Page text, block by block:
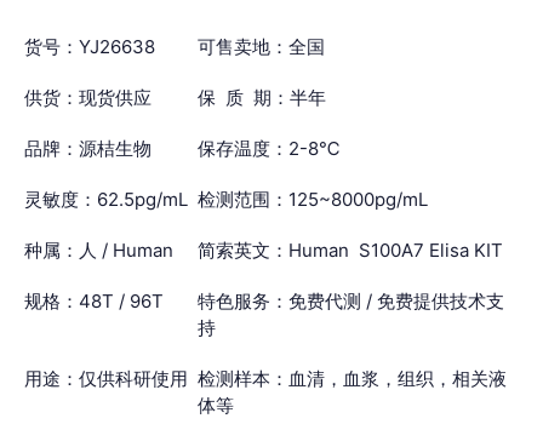
货号：YJ26638 可售卖地：全国
供货：现货供应 保 质 期：半年
品牌：源桔生物 保存温度：2-8℃
灵敏度：62.5pg/mL 检测范围：125~8000pg/mL
种属：人 / Human 简索英文：Human S100A7 Elisa KIT
规格：48T / 96T
特色服务：免费代测 / 免费提供技术支
持
用途：仅供科研使用 检测样本：血清，血浆，组织，相关液
体等